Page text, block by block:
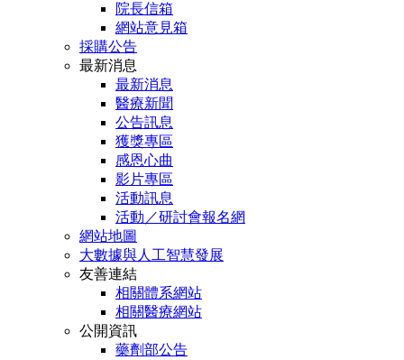
院長信箱
網站意見箱
採購公告
最新消息
最新消息
醫療新聞
公告訊息
獲獎專區
感恩心曲
影片專區
活動訊息
活動／研討會報名網
網站地圖
大數據與人工智慧發展
友善連結
相關體系網站
相關醫療網站
公開資訊
藥劑部公告